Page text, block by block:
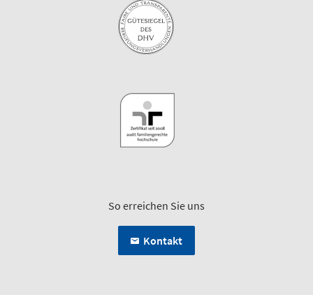
So erreichen Sie uns
Kontakt